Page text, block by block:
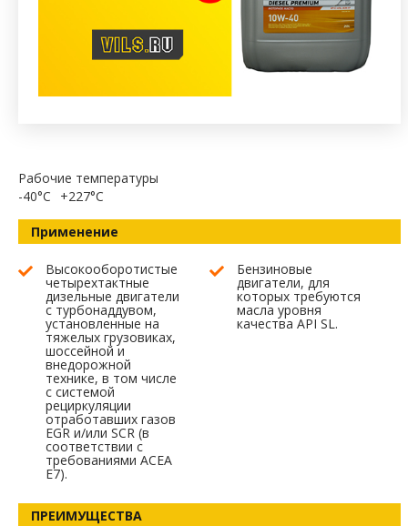
Рабочие температуры
-40°C
+227°C
Применение
Высокооборотистые
четырехтактные
дизельные двигатели
с турбонаддувом,
установленные на
тяжелых грузовиках,
шоссейной и
внедорожной
технике, в том числе
с системой
рециркуляции
отработавших газов
EGR и/или SCR (в
соответствии с
требованиями ACEA
E7).
Бензиновые
двигатели, для
которых требуются
масла уровня
качества API SL.
ПРЕИМУЩЕСТВА